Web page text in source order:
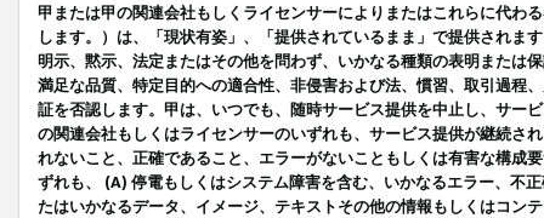
甲または甲の関連会社もしくライセンサーによりまたはこれらに代わ
します。）は、「現状有姿」、「提供されているまま」で提供されま
明示、黙示、法定またはその他を問わず、いかなる種類の表明または
満足な品質、特定目的への適合性、非侵害および法、慣習、取引過程
証を否認します。甲は、いつでも、随時サービス提供を中止し、サー
の関連会社もしくはライセンサーのいずれも、サービス提供が継続さ
れないこと、正確であること、エラーがないこともしくは有害な構成
ずれも、 (A) 停電もしくはシステム障害を含む、いかなるエラー、不
たはいかなるデータ、イメージ、テキストその他の情報もしくはコン